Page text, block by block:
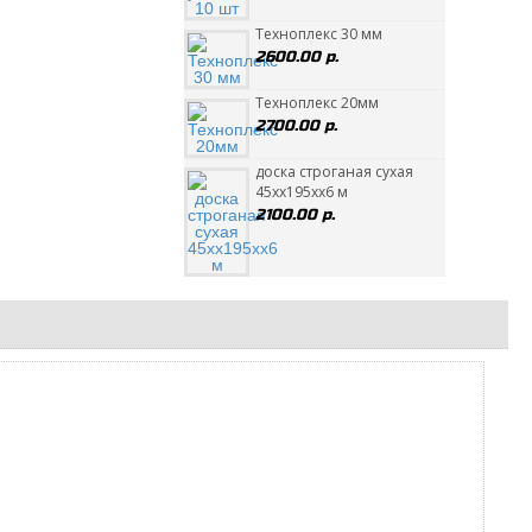
Техноплекс 30 мм
2600.00 р.
Техноплекс 20мм
2700.00 р.
доска строганая сухая
45хх195хх6 м
2100.00 р.